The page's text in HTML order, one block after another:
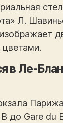
Л.
в Ле-
B до Gare du